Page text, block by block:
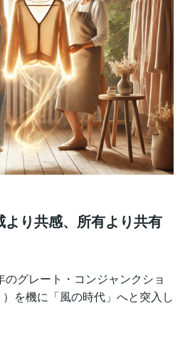
り共感、所有より共有
グレート・コンジャンクショ
を機に「風の時代」へと突入し